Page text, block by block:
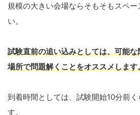
規模の大きい会場ならそもそもスペ
い。
試験直前の追い込みとしては、可能
場所で問題解くことをオススメします
到着時間としては、試験開始10分前
す。